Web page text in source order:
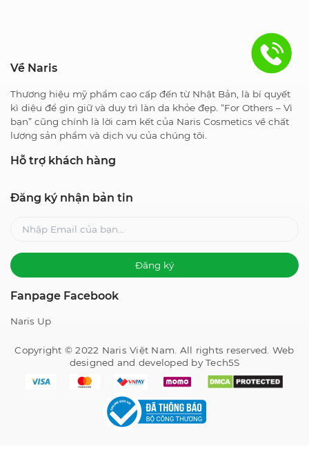
Về Naris
Thương hiệu mỹ phẩm cao cấp đến từ Nhật Bản, là bí quyết
kì diệu để gìn giữ và duy trì làn da khỏe đẹp. “For Others – Vì
bạn” cũng chính là lời cam kết của Naris Cosmetics về chất
lượng sản phẩm và dịch vụ của chúng tôi.
Hỗ trợ khách hàng
Đăng ký nhận bản tin
Đăng ký
Fanpage Facebook
Naris Up
Copyright © 2022 Naris Việt Nam. All rights reserved. Web
designed and developed by Tech5S